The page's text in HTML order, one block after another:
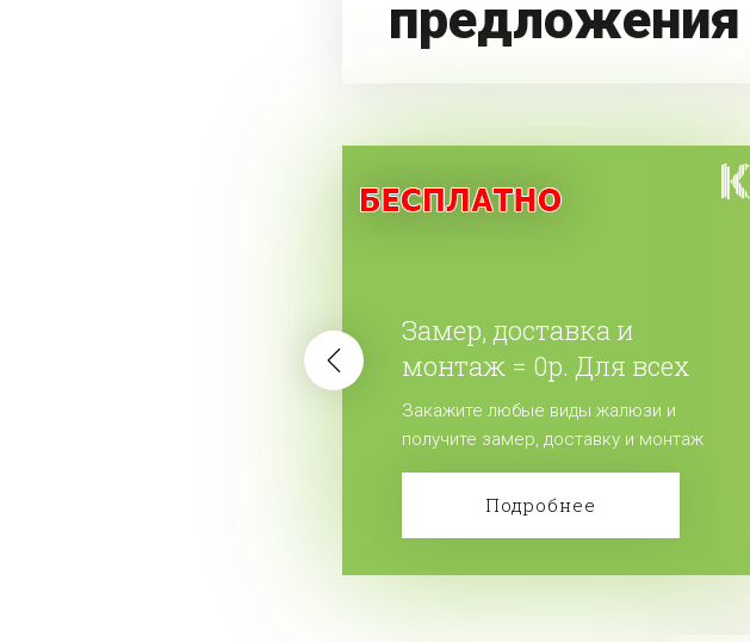
предложения
Замер, доставка и
монтаж = 0р. Для всех
жалюзи.
Закажите любые виды жалюзи и
получите замер, доставку и монтаж
бесплатно! Сделайте заказ!
Подробнее